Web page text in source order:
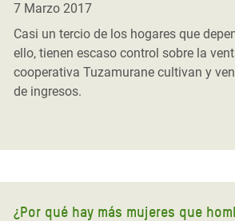
7 Marzo 2017
Casi un tercio de los hogares que
ello, tienen escaso control sobre la
cooperativa Tuzamurane cultivan y
de ingresos.
¿Por qué hay más mujeres que